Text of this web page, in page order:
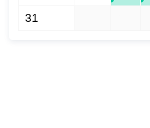
31